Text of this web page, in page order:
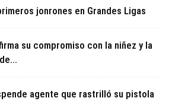
jonrones en Grandes Ligas
su compromiso con la niñez y la
agente que rastrilló su pistola